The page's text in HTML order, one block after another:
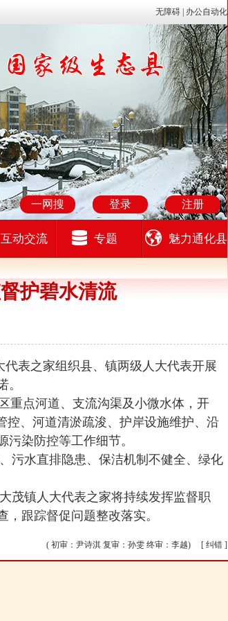
无障碍 | 办公自动化
一网搜 登录 注册
互动交流 专题 魅力通化县
护碧水清流
表之家组织县、镇两级人大代表开展
点河道、支流沟渠及小微水体，开
控、河道清淤疏浚、护岸设施维护、沿
染防控等工作细节。
水直排隐患、保洁机制不健全、绿化
镇人大代表之家将持续发挥监督职
跟踪督促问题整改落实。
[ 纠错 ]
( 初审：尹诗淇 复审：孙雯 终审：李越)